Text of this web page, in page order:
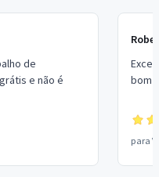
de
e não é
bom
para